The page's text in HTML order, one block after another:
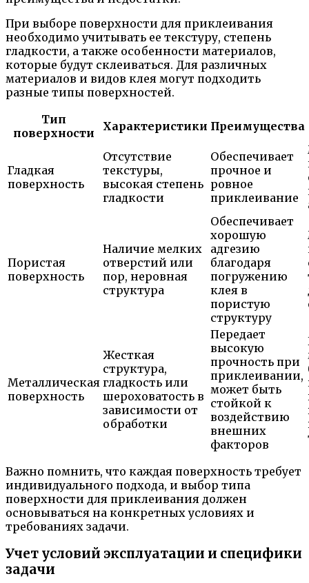
При выборе поверхности для приклеивания
необходимо учитывать ее текстуру, степень
гладкости, а также особенности материалов,
которые будут склеиваться. Для различных
материалов и видов клея могут подходить
разные типы поверхностей.
Тип
поверхности
Характеристики Преимущества
Гладкая
поверхность
Отсутствие
текстуры,
высокая степень
гладкости
Обеспечивает
прочное и
ровное
приклеивание
Пористая
поверхность
Наличие мелких
отверстий или
пор, неровная
структура
Обеспечивает
хорошую
адгезию
благодаря
погружению
клея в
пористую
структуру
Металлическая
поверхность
Жесткая
структура,
гладкость или
шероховатость в
зависимости от
обработки
Передает
высокую
прочность при
приклеивании,
может быть
стойкой к
воздействию
внешних
факторов
Важно помнить, что каждая поверхность требует
индивидуального подхода, и выбор типа
поверхности для приклеивания должен
основываться на конкретных условиях и
требованиях задачи.
Учет условий эксплуатации и специфики
задачи